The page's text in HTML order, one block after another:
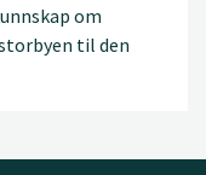
om
til den